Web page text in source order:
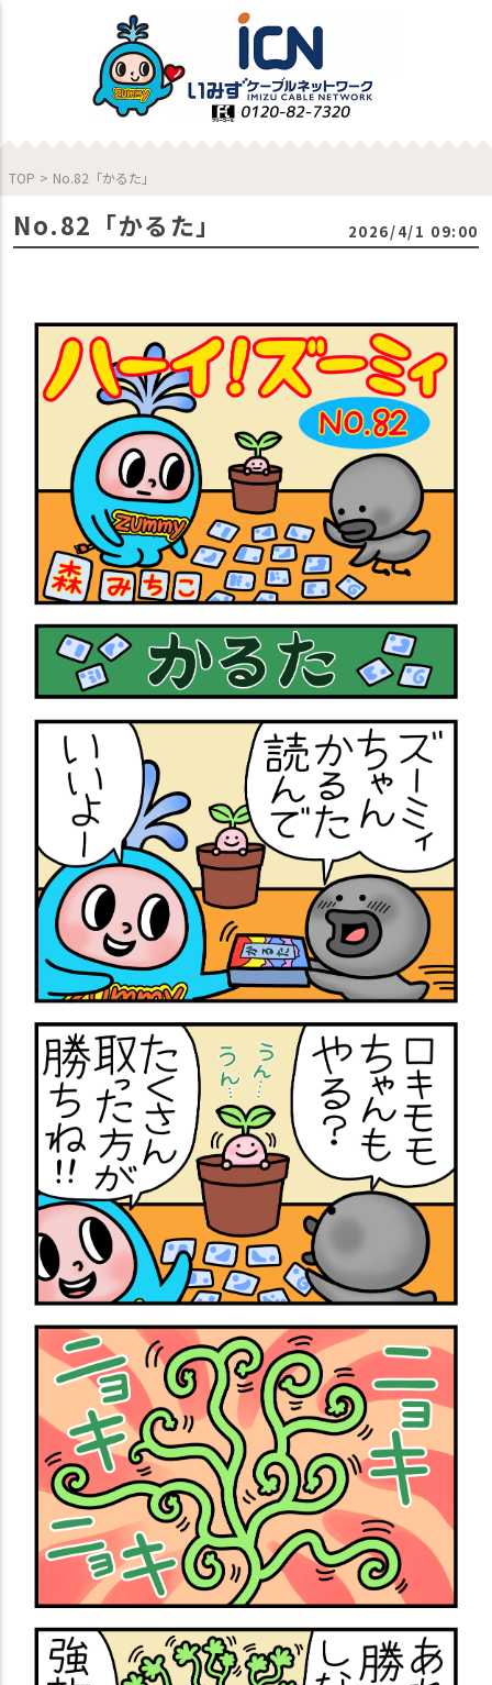
TOP > No.82「かるた」
No.82「かるた」 2026/4/1 09:00